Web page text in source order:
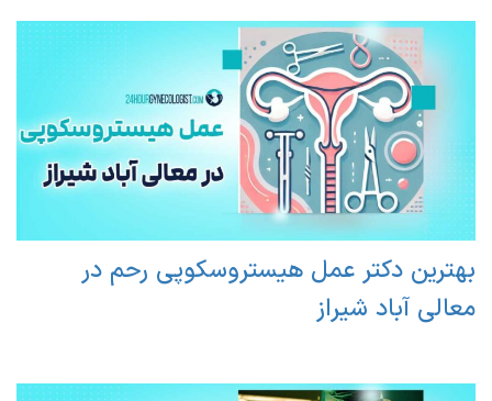
بهترین دکتر عمل هیستروسکوپی رحم در
معالی آباد شیراز